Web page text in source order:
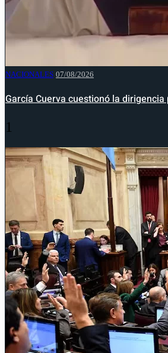
NACIONALES 07/08/2026
García Cuerva cuestionó la
1